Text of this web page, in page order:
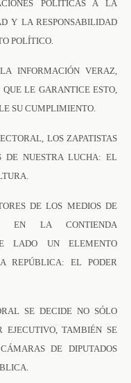
POLÍTICAS A LA
Y LA RESPONSABILIDAD
POLÍTICO.
INFORMACIÓN VERAZ,
LE GARANTICE ESTO,
SU CUMPLIMIENTO.
LOS ZAPATISTAS
DE NUESTRA LUCHA: EL
DE LOS MEDIOS DE
EN LA CONTIENDA
LADO UN ELEMENTO
REPÚBLICA: EL PODER
SE DECIDE NO SÓLO
EJECUTIVO, TAMBIÉN SE
DE DIPUTADOS